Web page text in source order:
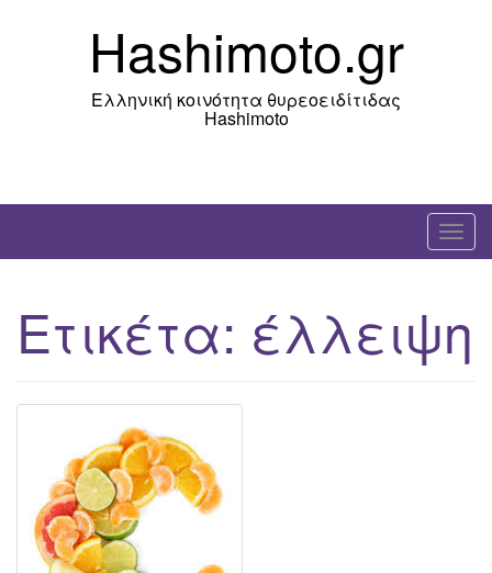
Hashimoto.gr
Ελληνική κοινότητα θυρεοειδίτιδας
Hashimoto
T
o
Ετικέτα: έλλειψη